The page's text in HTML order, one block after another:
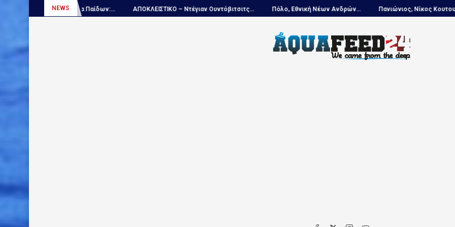
NEWS
ΑΠΟΚΛΕΙΣΤΙΚΟ – Ντέγιαν Ουντόβιτσιτς... Πόλο, Εθνική Νέων Ανδρών... Πανιώνιος, Νίκος Κουτουβάκης στο... Πόλο,